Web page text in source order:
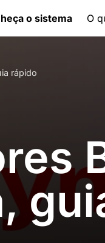
o sistema O
rápido